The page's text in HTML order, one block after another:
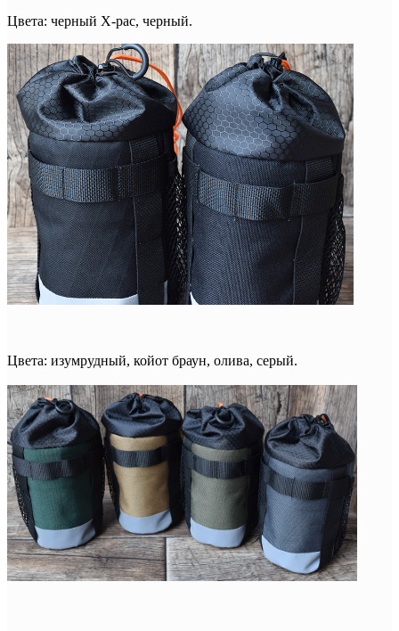
Цвета: черный X-pac, черный.
Цвета: изумрудный, койот браун, олива, серый.